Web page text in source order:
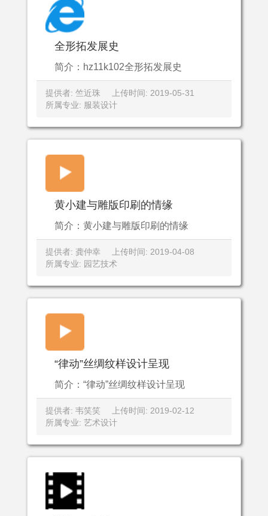
全形拓发展史
简介：hz11k102全形拓发展史
提供者: 竺近珠
上传时间: 2019-05-31
所属专业: 服装设计
黄小建与雕版印刷的情缘
简介：黄小建与雕版印刷的情缘
提供者: 龚仲幸
上传时间: 2019-04-08
所属专业: 园艺技术
“律动”丝绸纹样设计呈现
简介：“律动”丝绸纹样设计呈现
提供者: 韦笑笑
上传时间: 2019-02-12
所属专业: 艺术设计